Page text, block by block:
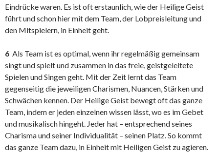
Eindrücke waren. Es ist oft erstaunlich, wie der Heilige Geist
führt und schon hier mit dem Team, der Lobpreisleitung und
den Mitspielern, in Einheit geht.
6 Als Team ist es optimal, wenn ihr regelmäßig gemeinsam
singt und spielt und zusammen in das freie, geistgeleitete
Spielen und Singen geht. Mit der Zeit lernt das Team
gegenseitig die jeweiligen Charismen, Nuancen, Stärken und
Schwächen kennen. Der Heilige Geist bewegt oft das ganze
Team, indem er jeden einzelnen wissen lässt, wo es im Gebet
und musikalisch hingeht. Jeder hat – entsprechend seines
Charisma und seiner Individualität – seinen Platz. So kommt
das ganze Team dazu, in Einheit mit Heiligen Geist zu agieren.